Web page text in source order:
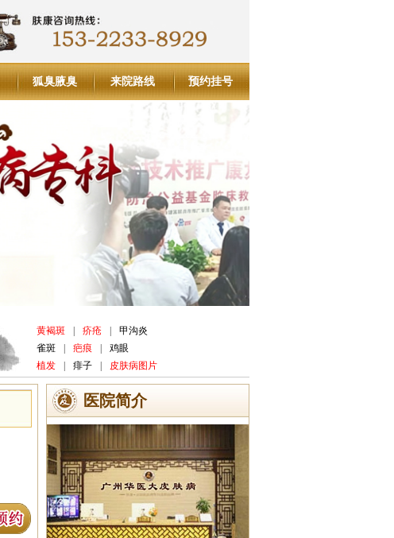
狐臭腋臭 来院路线 预约挂号
黄褐斑 疥疮
甲沟炎
雀斑
疤痕
鸡眼
植发
痱子 皮肤病图片
医院简介